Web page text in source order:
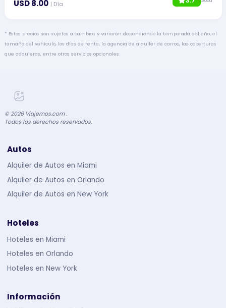
USD 8.00 | Día
* Estos precios son sujetos a cambios y variarán dependiendo la temporada del año, el
tamaño del vehículo, los días de renta, la agencia de alquiler de carros, las coberturas
que adquieras, entre otros servicios opcionales.
© 2026Viajemos.com .
Todos los derechos reservados.
Autos
Alquiler de Autos en Miami
Alquiler de Autos en Orlando
Alquiler de Autos en New York
Hoteles
Hoteles en Miami
Hoteles en Orlando
Hoteles en New York
Información